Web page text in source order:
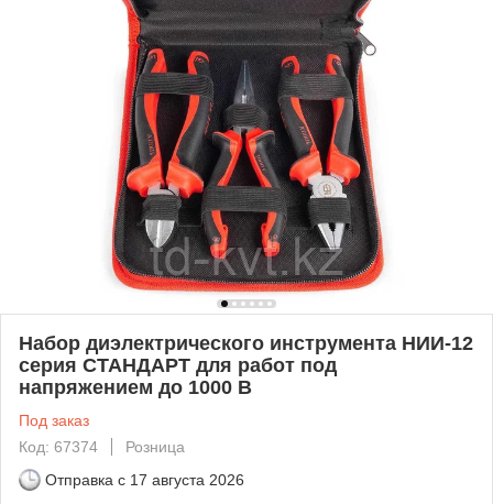
Набор диэлектрического инструмента НИИ-12
серия СТАНДАРТ для работ под
напряжением до 1000 В
Под заказ
Код: 67374
Розница
Отправка с 17 августа 2026